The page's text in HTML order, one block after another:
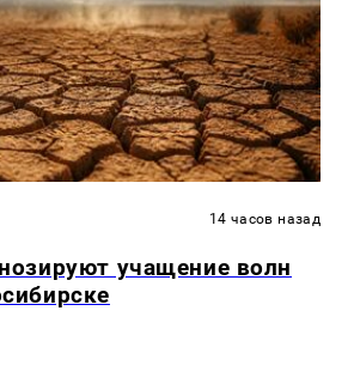
14 часов назад
учащение волн